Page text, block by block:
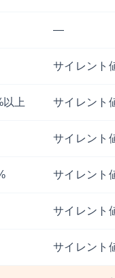
—
サイレント
上 サイレント
サイレント
サイレント
サイレント
サイレント